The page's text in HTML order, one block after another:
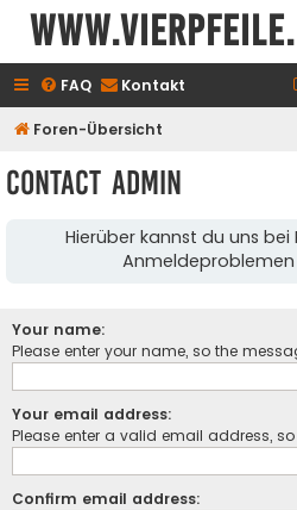
FAQ Kontakt
Foren-Übersicht
Contact Admin
Hierüber kannst du uns
Your name:
Please enter your name, so the
Your email address:
Please enter a valid email address,
Confirm email address: